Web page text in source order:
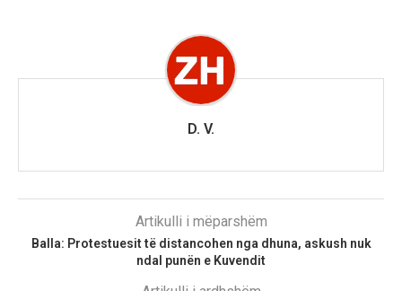
D. V.
Artikulli i mëparshëm
Balla: Protestuesit të distancohen nga dhuna, askush nuk
ndal punën e Kuvendit